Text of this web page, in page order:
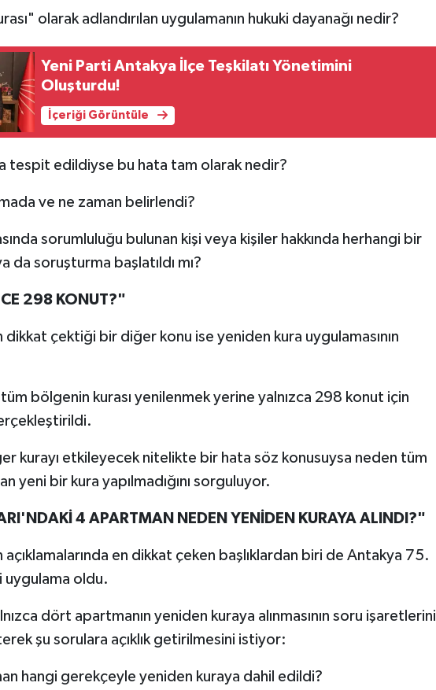
olarak adlandırılan uygulamanın hukuki dayanağı nedir?
Yeni Parti Antakya İlçe Teşkilatı Yönetimini
Oluşturdu!
İçeriği Görüntüle
tespit edildiyse bu hata tam olarak nedir?
ve ne zaman belirlendi?
sorumluluğu bulunan kişi veya kişiler hakkında herhangi bir
da soruşturma başlatıldı mı?
298 KONUT?"
dikkat çektiği bir diğer konu ise yeniden kura uygulamasının
bölgenin kurası yenilenmek yerine yalnızca 298 konut için
kurayı etkileyecek nitelikte bir hata söz konusuysa neden tüm
yeni bir kura yapılmadığını sorguluyor.
4 APARTMAN NEDEN YENİDEN KURAYA ALINDI?"
açıklamalarında en dikkat çeken başlıklardan biri de Antakya 75.
uygulama oldu.
dört apartmanın yeniden kuraya alınmasının soru işaretlerini
şu sorulara açıklık getirilmesini istiyor:
hangi gerekçeyle yeniden kuraya dahil edildi?